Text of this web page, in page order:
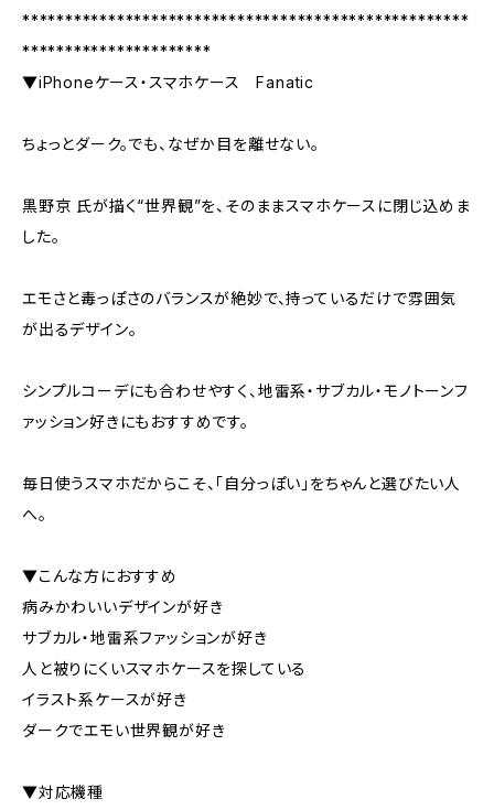
****************************************************
**********************
▼iPhoneケース・スマホケース Fanatic
ちょっとダーク。でも、なぜか目を離せない。
黒野京 氏が描く“世界観”を、そのままスマホケースに閉じ込めま
した。
エモさと毒っぽさのバランスが絶妙で、持っているだけで雰囲気
が出るデザイン。
シンプルコーデにも合わせやすく、地雷系・サブカル・モノトーンフ
ァッション好きにもおすすめです。
毎日使うスマホだからこそ、「自分っぽい」をちゃんと選びたい人
へ。
▼こんな方におすすめ
病みかわいいデザインが好き
サブカル・地雷系ファッションが好き
人と被りにくいスマホケースを探している
イラスト系ケースが好き
ダークでエモい世界観が好き
▼対応機種